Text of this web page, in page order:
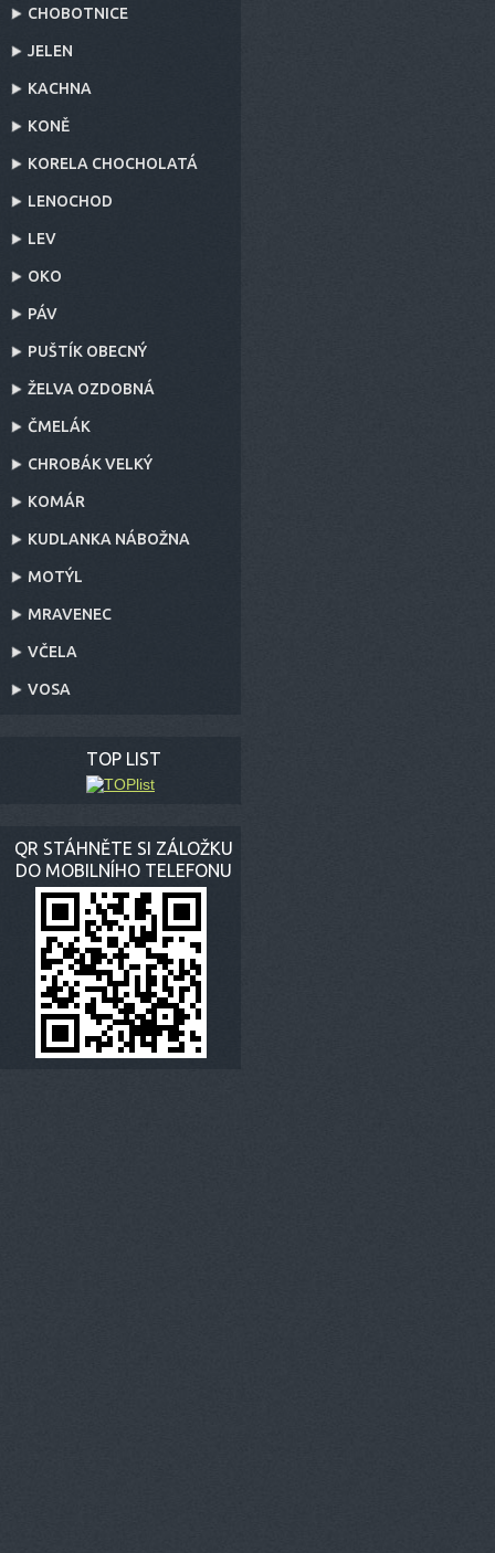
CHOBOTNICE
JELEN
KACHNA
KONĚ
KORELA CHOCHOLATÁ
LENOCHOD
LEV
OKO
PÁV
PUŠTÍK OBECNÝ
ŽELVA OZDOBNÁ
ČMELÁK
CHROBÁK VELKÝ
KOMÁR
KUDLANKA NÁBOŽNA
MOTÝL
MRAVENEC
VČELA
VOSA
TOP LIST
QR STÁHNĚTE SI ZÁLOŽKU
DO MOBILNÍHO TELEFONU